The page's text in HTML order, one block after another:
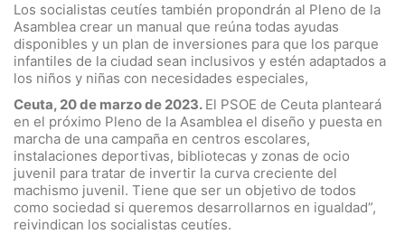
Los socialistas ceutíes también propondrán al Pleno de la
Asamblea crear un manual que reúna todas ayudas
disponibles y un plan de inversiones para que los parque
infantiles de la ciudad sean inclusivos y estén adaptados a
los niños y niñas con necesidades especiales,
Ceuta, 20 de marzo de 2023. El PSOE de Ceuta planteará
en el próximo Pleno de la Asamblea el diseño y puesta en
marcha de una campaña en centros escolares,
instalaciones deportivas, bibliotecas y zonas de ocio
juvenil para tratar de invertir la curva creciente del
machismo juvenil. Tiene que ser un objetivo de todos
como sociedad si queremos desarrollarnos en igualdad”,
reivindican los socialistas ceutíes.